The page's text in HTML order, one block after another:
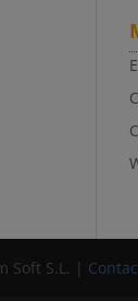
Soft S.L. |